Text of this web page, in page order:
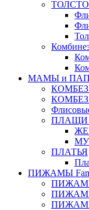
МАМЫ и
ПЛАЩИ
ПЛАТЬЯ
ПИЖАМЫ
ПИЖАМЫ
ПИЖАМЫ
ПИЖАМЫ